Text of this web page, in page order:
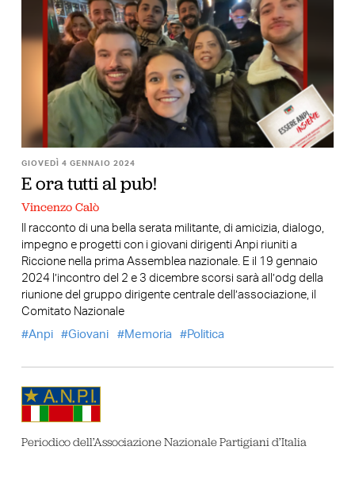
GIOVEDÌ 4 GENNAIO 2024
E ora tutti al pub!
Vincenzo Calò
Il racconto di una bella serata militante, di amicizia, dialogo,
impegno e progetti con i giovani dirigenti Anpi riuniti a
Riccione nella prima Assemblea nazionale. E il 19 gennaio
2024 l’incontro del 2 e 3 dicembre scorsi sarà all’odg della
riunione del gruppo dirigente centrale dell’associazione, il
Comitato Nazionale
Anpi
Giovani Memoria Politica
Periodico dell’Associazione Nazionale Partigiani d’Italia